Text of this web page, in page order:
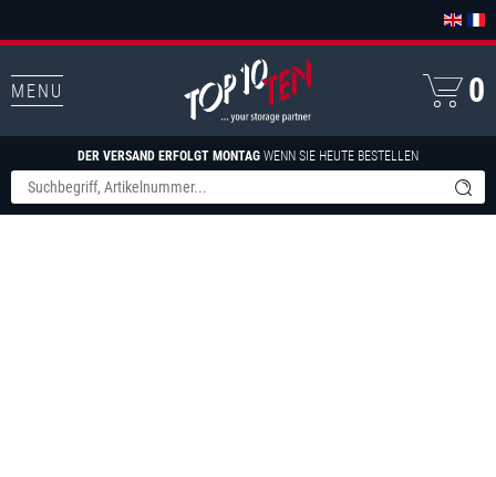
MENU
DER VERSAND ERFOLGT MONTAG WENN SIE HEUTE BESTELLEN
0